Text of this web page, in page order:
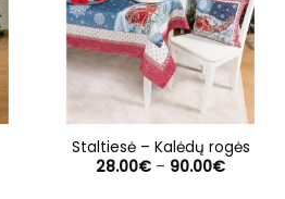
Staltiesė – Kalėdų rogės
28.00€ – 90.00€Price